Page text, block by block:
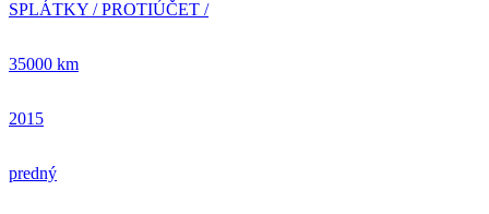
SPLÁTKY / PROTIÚČET /
35000 km
2015
predný